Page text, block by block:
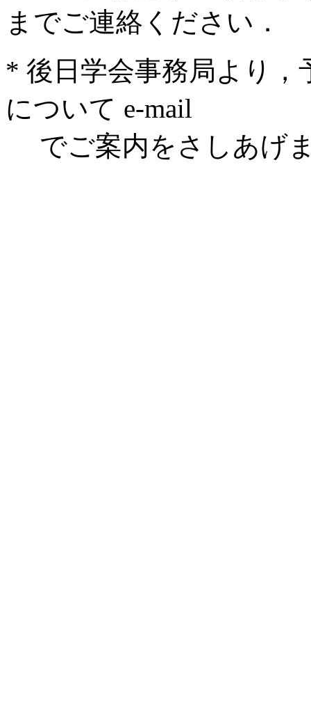
までご連絡ください．
* 後日学会事務局より，
について e-mail
でご案内をさしあげ